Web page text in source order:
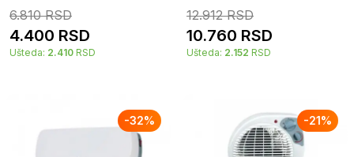
6.810RSD
4.400 RSD
Ušteda: 2.410 RSD
12.912 RSD
10.760 RSD
Ušteda: 2.152 RSD
-32% -21%